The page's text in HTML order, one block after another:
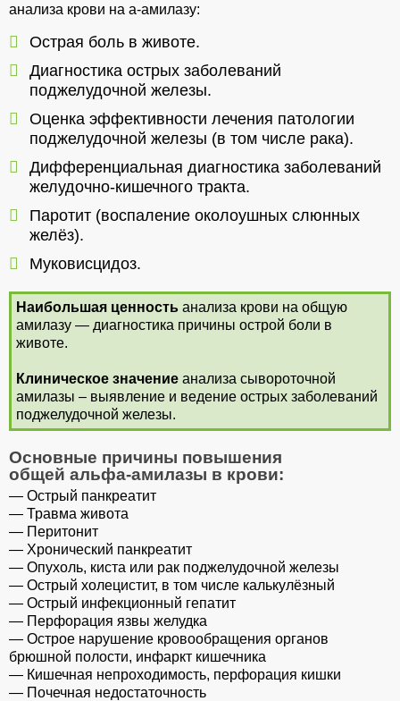
анализа крови на а-амилазу:
Острая боль в животе.
Диагностика острых заболеваний
поджелудочной железы.
Оценка эффективности лечения патологии
поджелудочной железы (в том числе рака).
Дифференциальная диагностика заболеваний
желудочно-кишечного тракта.
Паротит (воспаление околоушных слюнных
желёз).
Муковисцидоз.
Наибольшая ценность анализа крови на общую
амилазу — диагностика причины острой боли в
животе.
Клиническое значение анализа сывороточной
амилазы – выявление и ведение острых заболеваний
поджелудочной железы.
Основные причины повышения
общей альфа-амилазы в крови:
— Острый панкреатит
— Травма живота
— Перитонит
— Хронический панкреатит
— Опухоль, киста или рак поджелудочной железы
— Острый холецистит, в том числе калькулёзный
— Острый инфекционный гепатит
— Перфорация язвы желудка
— Острое нарушение кровообращения органов
брюшной полости, инфаркт кишечника
— Кишечная непроходимость, перфорация кишки
— Почечная недостаточность